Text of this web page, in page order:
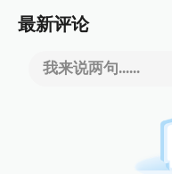
最新评论
我来说两句......